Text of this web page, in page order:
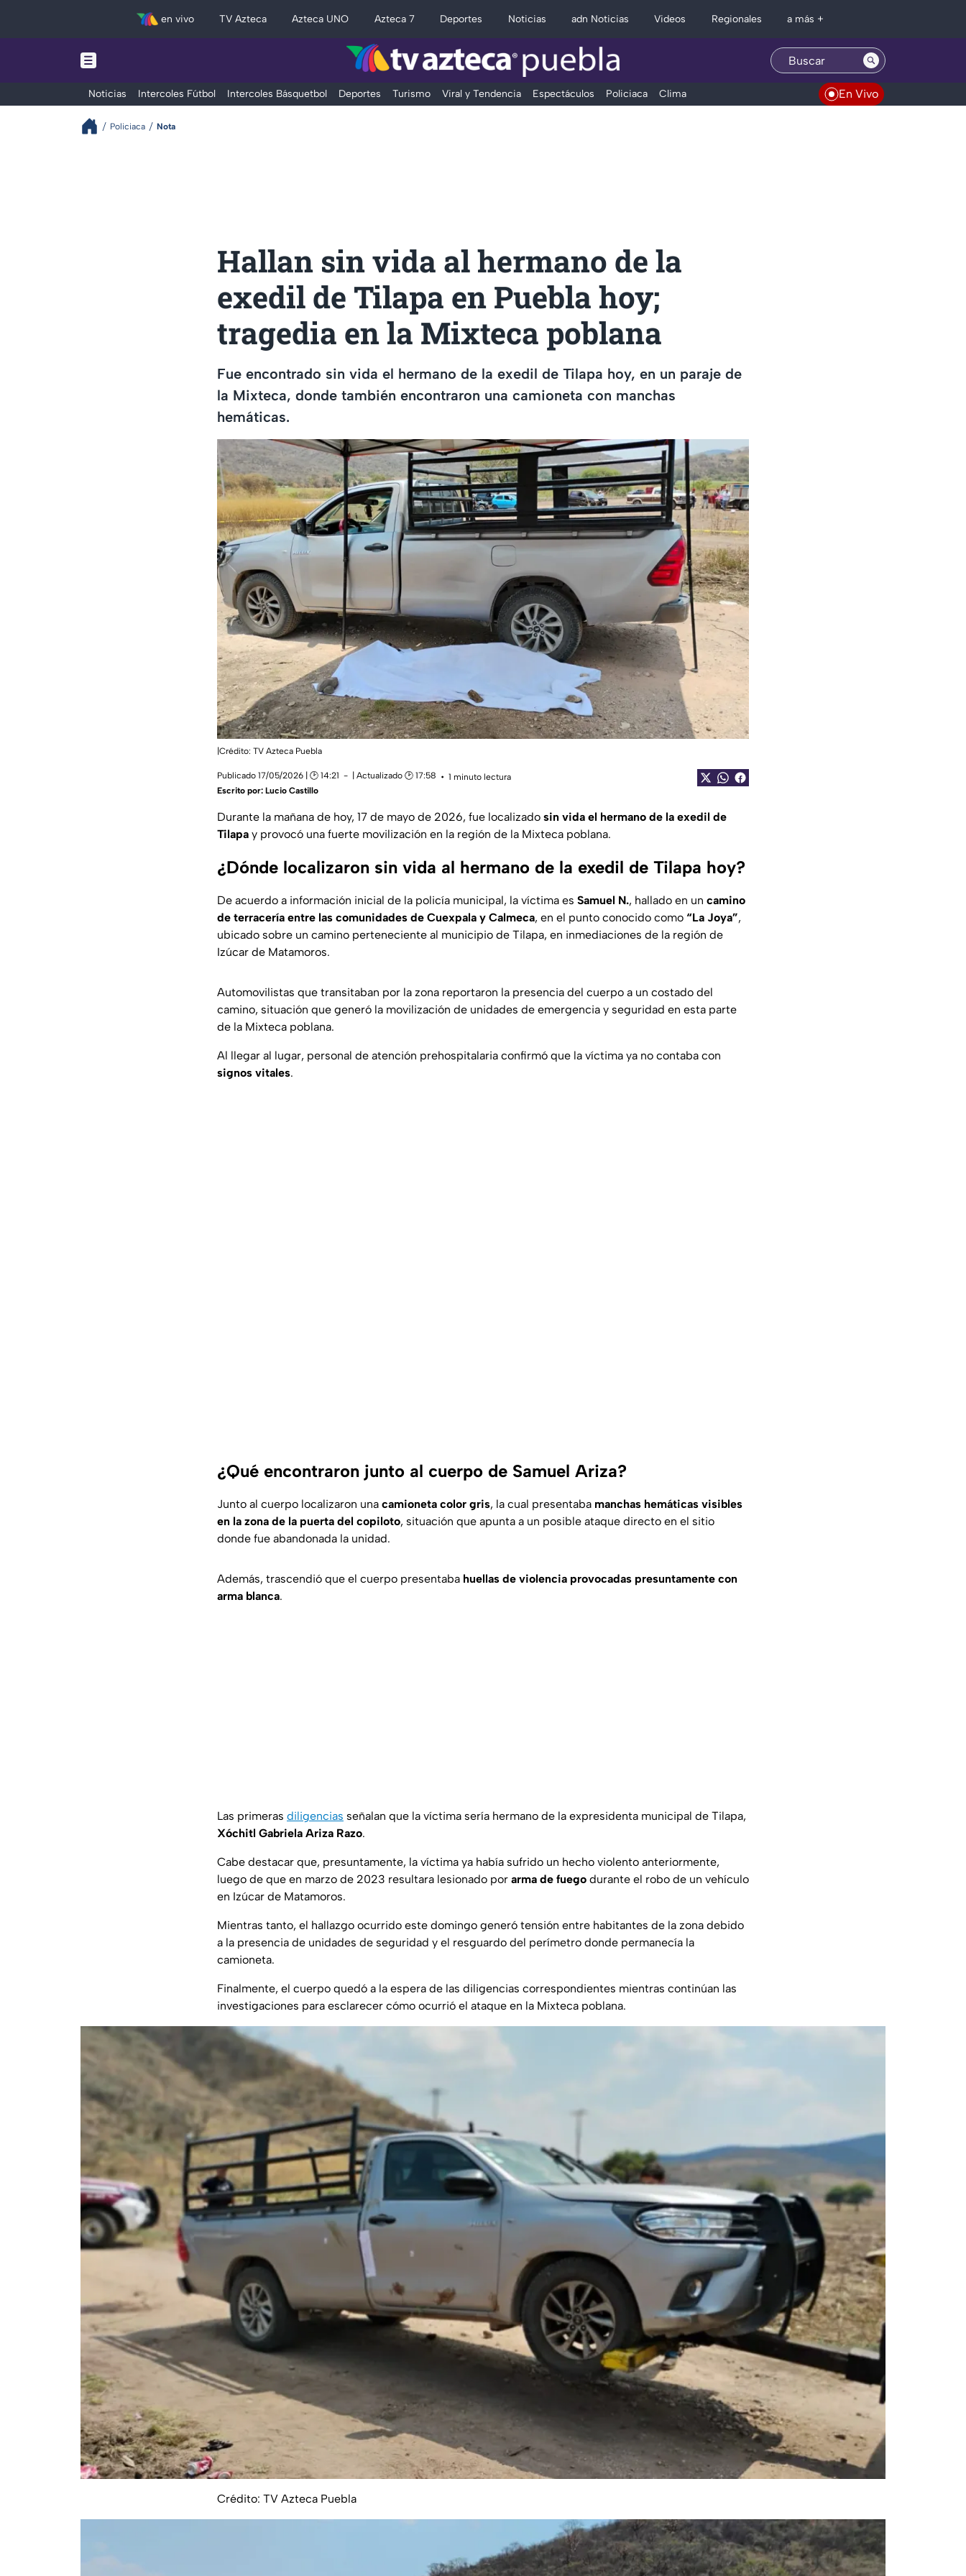
en vivo TV Azteca Azteca UNO Azteca 7 Deportes Noticias adn Noticias Videos Regionales a más +
Noticias Intercoles Fútbol Intercoles Básquetbol Deportes Turismo Viral y Tendencia Espectáculos Policiaca Clima En Vivo
Policiaca Nota
Hallan sin vida al hermano de la
exedil de Tilapa en Puebla hoy;
tragedia en la Mixteca poblana
Fue encontrado sin vida el hermano de la exedil de Tilapa hoy, en un paraje de
la Mixteca, donde también encontraron una camioneta con manchas
hemáticas.
|Crédito: TV Azteca Puebla
Publicado 17/05/2026 | 🕑 14:21 | Actualizado 🕑 17:58
1 minuto lectura
Escrito por: Lucio Castillo
Durante la mañana de hoy, 17 de mayo de 2026, fue localizado sin vida el hermano de la exedil de
Tilapa y provocó una fuerte movilización en la región de la Mixteca poblana.
¿Dónde localizaron sin vida al hermano de la exedil de Tilapa hoy?
De acuerdo a información inicial de la policía municipal, la víctima es Samuel N., hallado en un camino
de terracería entre las comunidades de Cuexpala y Calmeca, en el punto conocido como “La Joya”,
ubicado sobre un camino perteneciente al municipio de Tilapa, en inmediaciones de la región de
Izúcar de Matamoros.
Automovilistas que transitaban por la zona reportaron la presencia del cuerpo a un costado del
camino, situación que generó la movilización de unidades de emergencia y seguridad en esta parte
de la Mixteca poblana.
Al llegar al lugar, personal de atención prehospitalaria confirmó que la víctima ya no contaba con
signos vitales.
¿Qué encontraron junto al cuerpo de Samuel Ariza?
Junto al cuerpo localizaron una camioneta color gris, la cual presentaba manchas hemáticas visibles
en la zona de la puerta del copiloto, situación que apunta a un posible ataque directo en el sitio
donde fue abandonada la unidad.
Además, trascendió que el cuerpo presentaba huellas de violencia provocadas presuntamente con
arma blanca.
Las primeras diligencias señalan que la víctima sería hermano de la expresidenta municipal de Tilapa,
Xóchitl Gabriela Ariza Razo.
Cabe destacar que, presuntamente, la víctima ya había sufrido un hecho violento anteriormente,
luego de que en marzo de 2023 resultara lesionado por arma de fuego durante el robo de un vehículo
en Izúcar de Matamoros.
Mientras tanto, el hallazgo ocurrido este domingo generó tensión entre habitantes de la zona debido
a la presencia de unidades de seguridad y el resguardo del perímetro donde permanecía la
camioneta.
Finalmente, el cuerpo quedó a la espera de las diligencias correspondientes mientras continúan las
investigaciones para esclarecer cómo ocurrió el ataque en la Mixteca poblana.
Crédito: TV Azteca Puebla